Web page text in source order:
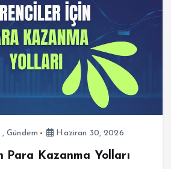
,Gündem Haziran 30, 2026
Para Kazanma Yolları